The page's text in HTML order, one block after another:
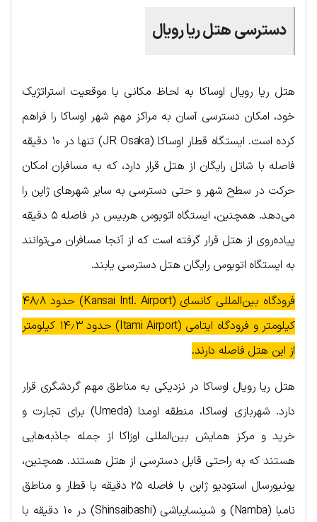
دسترسی هتل ریا رویال
هتل ریا رویال اوساکا به لحاظ مکانی با موقعیت استراتژیک
خود، امکان دسترسی آسان به مراکز مهم شهر اوساکا را فراهم
کرده است. ایستگاه قطار اوساکا (JR Osaka) تنها در ۱۰ دقیقه
فاصله با شاتل رایگان از هتل قرار دارد، که به مسافران امکان
حرکت در سطح شهر و حتی دسترسی به سایر شهرهای ژاپن را
می‌دهد. همچنین، ایستگاه اتوبوس هربیس در فاصله ۵ دقیقه
پیاده‌روی از هتل قرار گرفته است که از آنجا مسافران می‌توانند
به ایستگاه اتوبوس رایگان هتل دسترسی یابند.
فرودگاه بین‌المللی کانسای (Kansai Intl. Airport) حدود ۴۸٫۸
کیلومتر و فرودگاه ایتامی (Itami Airport) حدود ۱۴٫۳ کیلومتر
از این هتل فاصله دارند.
هتل ریا رویال اوساکا در نزدیکی به مناطق مهم گردشگری قرار
دارد. شهربازی اوساکا، منطقه اومدا (Umeda) برای تجارت و
خرید و مرکز همایش بین‌المللی اوزاکا از جمله جاذبه‌هایی
هستند که به راحتی قابل دسترسی از هتل هستند. همچنین،
یونیورسال استودیو ژاپن با فاصله ۲۵ دقیقه با قطار و مناطق
نامبا (Namba) و شینسایباشی (Shinsaibashi) در ۱۰ دقیقه با